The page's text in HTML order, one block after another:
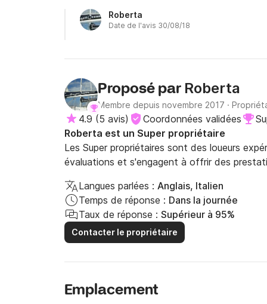
Roberta
Date de l'avis 30/08/18
Proposé par Roberta
Membre depuis novembre 2017 ·
4.9 (5 avis) Coordonnées validées
Roberta est un Super propriétaire
Les Super propriétaires sont des loueurs
évaluations et s'engagent à offrir des
Langues parlées : Anglais, Italien
Temps de réponse : Dans la journée
Taux de réponse : Supérieur à 95%
Contacter le propriétaire
Emplacement